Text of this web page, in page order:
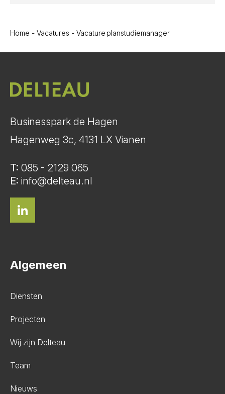
Home - Vacatures - Vacature planstudiemanager
Businesspark de Hagen
Hagenweg 3c, 4131 LX Vianen
T: 085 - 2129 065
E: info@delteau.nl
Algemeen
Diensten
Projecten
Wij zijn Delteau
Team
Nieuws